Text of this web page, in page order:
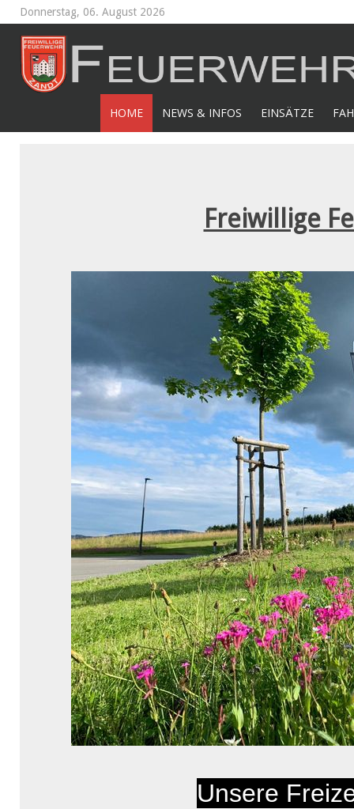
Donnerstag, 06. August 2026
HOME NEWS & INFOS EINSÄTZE
Freiwillige
Unsere